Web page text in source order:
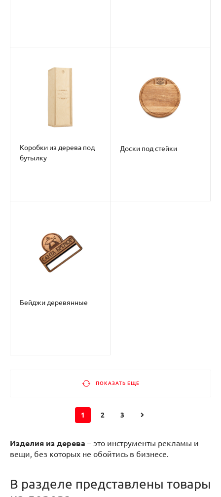
Коробки из дерева под
бутылку
Доски под стейки
Бейджи деревянные
ПОКАЗАТЬ ЕЩЕ
1 2 3
Изделия из дерева – это инструменты рекламы и
вещи, без которых не обойтись в бизнесе.
В разделе представлены товары